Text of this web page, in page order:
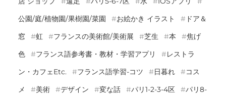
公園/庭/植物園/果樹園/菜園
お絵かき イラスト
ドア＆
窓
虹 フランスの美術館/美術展 芝生 本
焦げ
色
フランス語参考書・教材・学習アプリ
レストラ
ン・カフェetc.
フランス語学習-コツ 日暮れ
コス
メ
美術 デザイン 変な話 パリ1-2-3-4区
パリ8-